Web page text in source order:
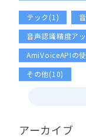
テック(1)
音声認識精度ア
AmiVoiceAPIの
その他(10)
アーカイブ